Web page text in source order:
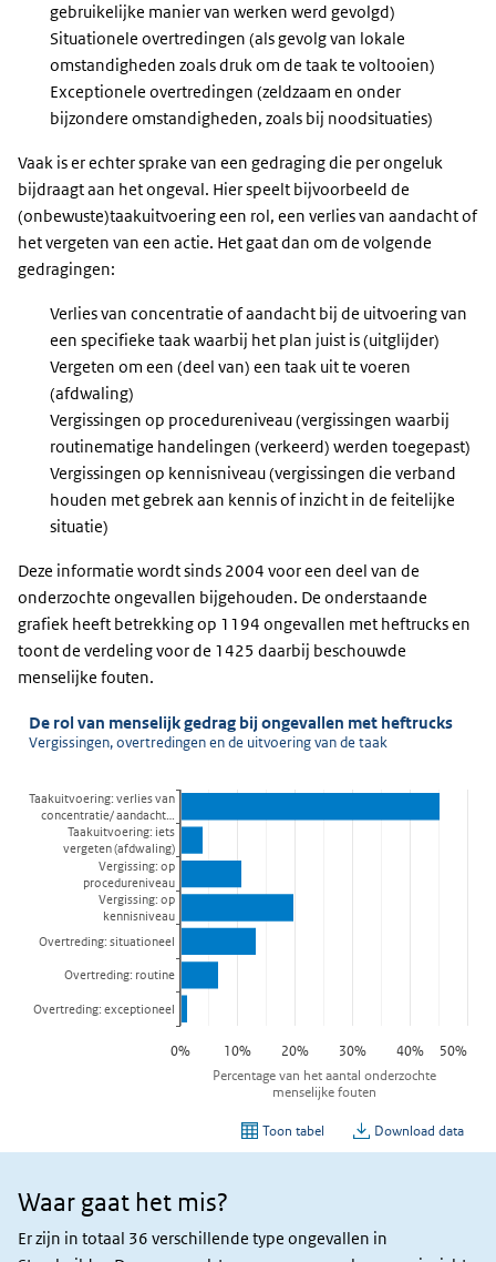
gebruikelijke manier van werken werd gevolgd)
Situationele overtredingen (als gevolg van lokale
omstandigheden zoals druk om de taak te voltooien)
Exceptionele overtredingen (zeldzaam en onder
bijzondere omstandigheden, zoals bij noodsituaties)
Vaak is er echter sprake van een gedraging die per ongeluk
bijdraagt aan het ongeval. Hier speelt bijvoorbeeld de
(onbewuste)taakuitvoering een rol, een verlies van aandacht of
het vergeten van een actie. Het gaat dan om de volgende
gedragingen:
Verlies van concentratie of aandacht bij de uitvoering van
een specifieke taak waarbij het plan juist is (uitglijder)
Vergeten om een (deel van) een taak uit te voeren
(afdwaling)
Vergissingen op procedureniveau (vergissingen waarbij
routinematige handelingen (verkeerd) werden toegepast)
Vergissingen op kennisniveau (vergissingen die verband
houden met gebrek aan kennis of inzicht in de feitelijke
situatie)
Deze informatie wordt sinds 2004 voor een deel van de
onderzochte ongevallen bijgehouden. De onderstaande
grafiek heeft betrekking op 1194 ongevallen met heftrucks en
toont de verdeling voor de 1425 daarbij beschouwde
menselijke fouten.
het
Waar gaat het mis?
Er zijn in totaal 36 verschillende type ongevallen in